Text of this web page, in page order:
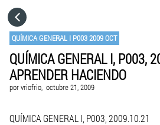
QUÍMICA GENERAL I P003 2009 OCT
QUÍMICA GENERAL I, P003,
APRENDER HACIENDO
porvriofrio, octubre 21, 2009
QUÍMICA GENERAL I, P003, 2009.10.21
CATEGORÍAS